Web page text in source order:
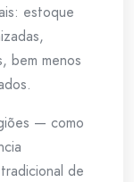
estoque
bem menos
— como
de